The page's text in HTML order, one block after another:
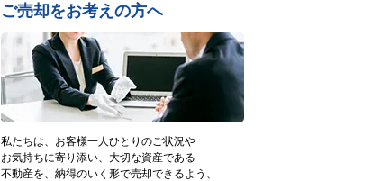
ご売却をお考えの方へ
私たちは、お客様一人ひとりのご状況や
お気持ちに寄り添い、大切な資産である
不動産を、納得のいく形で売却できるよう、